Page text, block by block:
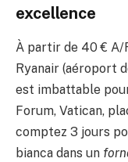
excellence
À partir de 40 € A/
Ryanair (aéroport
est imbattable
Forum, Vatican,
comptez 3 jours
bianca dans un